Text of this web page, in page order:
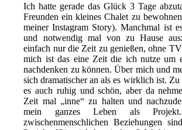
Ich hatte gerade das Glück 3 Tage
Freunden ein kleines Chalet zu
meiner Instagram Story). Manchmal ist
und notwendig mal von zu Hause
einfach nur die Zeit zu genießen, ohne
mich ist das eine Zeit die ich nutze um
nachdenken zu können. Über mich und
sich dramatischer an als es wirklich ist. Zu
es auch ruhig und schön, aber da
Zeit mal „inne“ zu halten und
mein ganzes Leben als
zwischenmenschlichen Beziehungen